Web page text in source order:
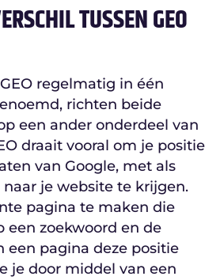
TUSSEN GEO
regelmatig in één
richten beide
een ander onderdeel van
draait vooral om je positie
van Google, met als
je website te krijgen.
pagina te maken die
een zoekwoord en de
een pagina deze positie
je door middel van een